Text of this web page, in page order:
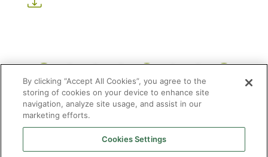
By clicking “Accept All Cookies”, you agree to the
storing of cookies on your device to enhance site
navigation, analyze site usage, and assist in our
marketing efforts.
Cookies Settings